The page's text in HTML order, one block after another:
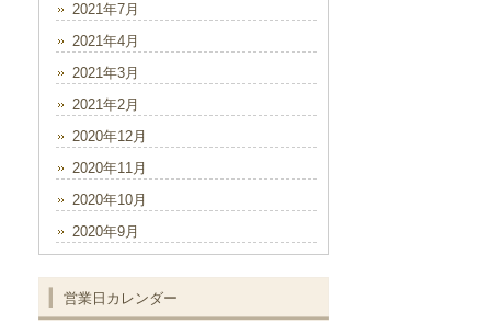
2021年7月
2021年4月
2021年3月
2021年2月
2020年12月
2020年11月
2020年10月
2020年9月
営業日カレンダー